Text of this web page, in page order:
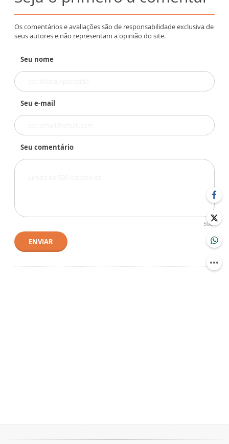
Os comentários e avaliações são de responsabilidade exclusiva de
seus autores e não representam a opinião do site.
Seu nome
Seu e-mail
Seu comentário
500
ENVIAR